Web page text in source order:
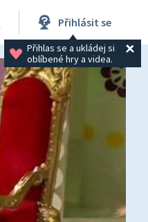
Přihlásit se
Přihlas se a ukládej si
oblíbené hry a videa.